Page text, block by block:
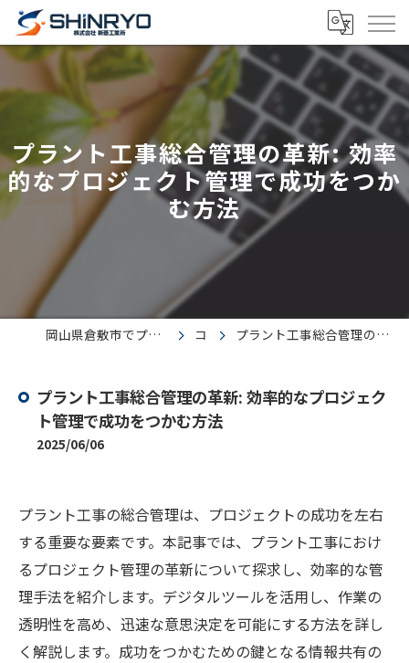
プラント工事総合管理の革新: 効率
的なプロジェクト管理で成功をつか
む方法
岡山県倉敷市でプラント工事の求人なら株式会社新菱工業所 コラム プラント工事総合管理の革新: 効率的なプロジェクト管理で成功をつかむ方法
プラント工事総合管理の革新: 効率的なプロジェク
ト管理で成功をつかむ方法
2025/06/06
プラント工事の総合管理は、プロジェクトの成功を左右
する重要な要素です。本記事では、プラント工事におけ
るプロジェクト管理の革新について探求し、効率的な管
理手法を紹介します。デジタルツールを活用し、作業の
透明性を高め、迅速な意思決定を可能にする方法を詳し
く解説します。成功をつかむための鍵となる情報共有の